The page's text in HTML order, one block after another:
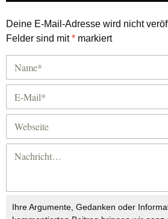
Deine E-Mail-Adresse wird nicht
Felder sind mit* markiert
Ihre Argumente, Gedanken oder